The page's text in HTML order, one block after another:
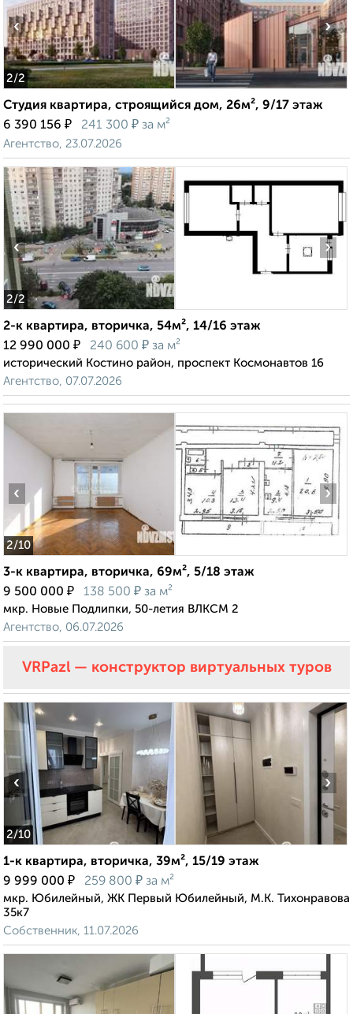
2/2
‹ ›
Студия квартира, строящийся дом, 26м², 9/17 этаж
6 390 156 ₽ 241 300 ₽ за м²
Агентство, 23.07.2026
2/2
‹ ›
2-к квартира, вторичка, 54м², 14/16 этаж
12 990 000 ₽ 240 600 ₽ за м²
исторический Костино район, проспект Космонавтов 16
Агентство, 07.07.2026
2/10
‹ ›
3-к квартира, вторичка, 69м², 5/18 этаж
9 500 000 ₽ 138 500 ₽ за м²
мкр. Новые Подлипки, 50-летия ВЛКСМ 2
Агентство, 06.07.2026
VRPazl — конструктор виртуальных туров
2/10
‹ ›
1-к квартира, вторичка, 39м², 15/19 этаж
9 999 000 ₽ 259 800 ₽ за м²
мкр. Юбилейный, ЖК Первый Юбилейный, М.К. Тихонравова
35к7
Собственник, 11.07.2026